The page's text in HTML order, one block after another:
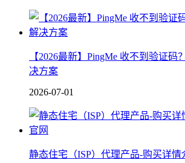
【2026最新】PingMe 收不到验证码
决方案
2026-07-01
静态住宅（ISP）代理产品-购买详